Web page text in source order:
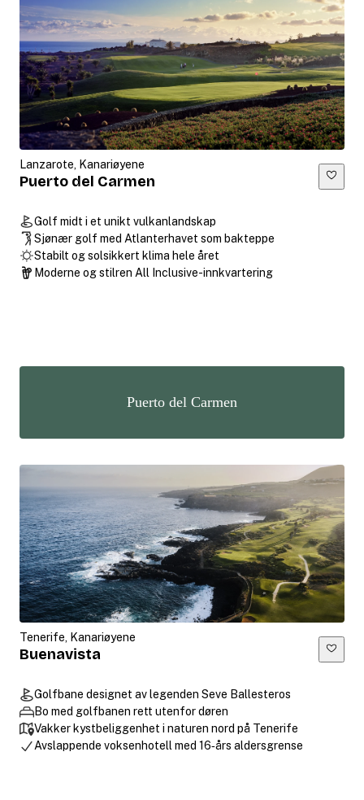
Lanzarote, Kanariøyene
Puerto del Carmen
Golf midt i et unikt vulkanlandskap
Sjønær golf med Atlanterhavet som bakteppe
Stabilt og solsikkert klima hele året
Moderne og stilren All Inclusive-innkvartering
Puerto del Carmen
Tenerife, Kanariøyene
Buenavista
Golfbane designet av legenden Seve Ballesteros
Bo med golfbanen rett utenfor døren
Vakker kystbeliggenhet i naturen nord på Tenerife
Avslappende voksenhotell med 16‑års aldersgrense